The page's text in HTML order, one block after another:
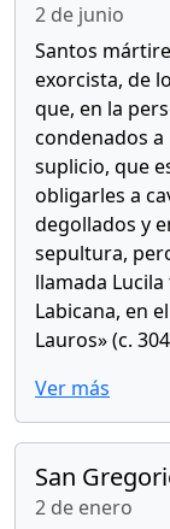
2 de junio
Santos
exorcista, de
que, en la
condenados
suplicio, que
obligarles a
degollados y
sepultura,
llamada
Labicana, en
Lauros» (c.
Ver más
San
2 de enero